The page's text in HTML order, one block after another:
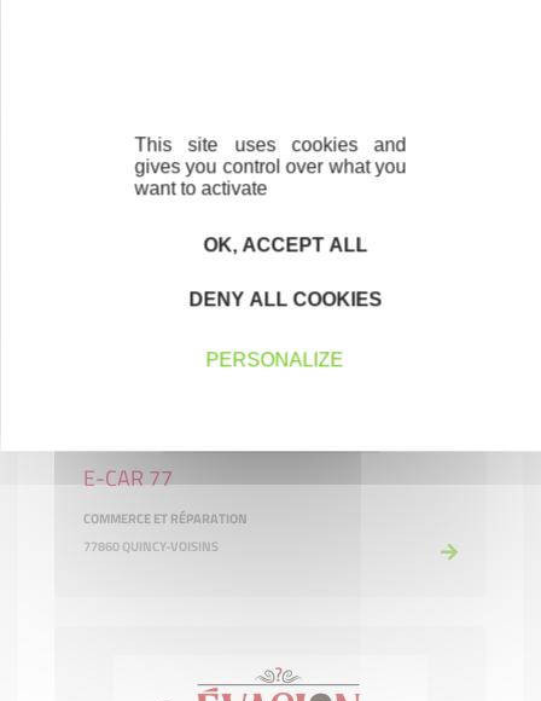
77100 MEAUX
E-CAR 77
COMMERCE ET RÉPARATION
77860 QUINCY-VOISINS
This site uses cookies and
gives you control over what you
want to activate
OK, ACCEPT ALL
DENY ALL COOKIES
PERSONALIZE